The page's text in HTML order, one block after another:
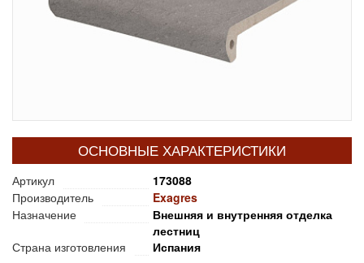
ОСНОВНЫЕ ХАРАКТЕРИСТИКИ
Артикул
173088
Производитель
Exagres
Назначение
Внешняя и внутренняя отделка
лестниц
Страна изготовления
Испания